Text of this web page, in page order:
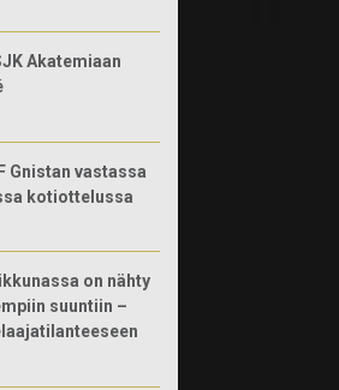
Akatemiaan
Gnistan vastassa
kotiottelussa
on nähty
suuntiin –